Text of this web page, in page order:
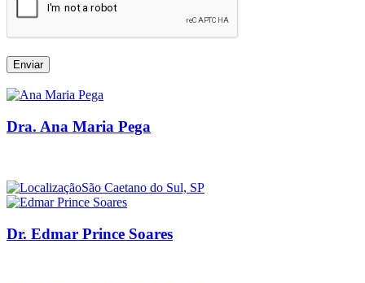
Enviar
Dra. Ana Maria Pega
São Caetano do Sul, SP
Dr. Edmar Prince Soares